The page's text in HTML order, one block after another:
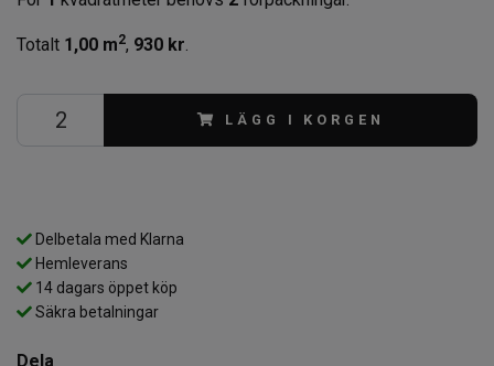
Totalt 1,00 m2, 930 kr.
LÄGG I KORGEN
Delbetala med Klarna
Hemleverans
14 dagars öppet köp
Säkra betalningar
Dela